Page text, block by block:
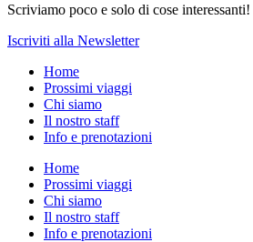
Scriviamo poco e solo di cose interessanti!
Iscriviti alla Newsletter
Home
Prossimi viaggi
Chi siamo
Il nostro staff
Info e prenotazioni
Home
Prossimi viaggi
Chi siamo
Il nostro staff
Info e prenotazioni